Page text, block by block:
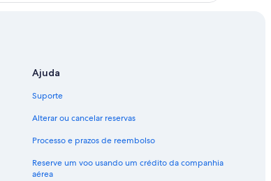
Ajuda
Suporte
Alterar ou cancelar reservas
Processo e prazos de reembolso
Reserve um voo usando um crédito da companhia
aérea